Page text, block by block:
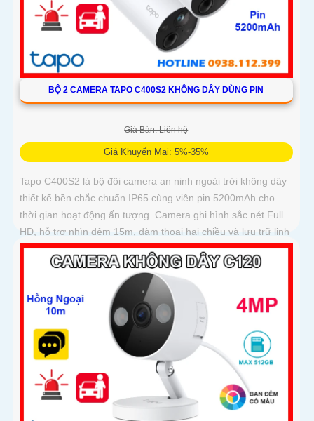
BỘ 2 CAMERA TAPO C400S2 KHÔNG DÂY DÙNG PIN
Giá Bán: Liên hệ
Giá Khuyến Mại: 5%-35%
Tapo C400S2 là bộ đôi camera an ninh ngoài trời không dây
thiết kế bền chắc chuẩn IP65 cùng viên pin 5200mAh cho
thời gian hoạt động ấn tượng. Camera ghi hình sắc nét Full
HD, hỗ trợ nhìn đêm 15m, đàm thoại hai chiều và lưu trữ linh
hoạt với khe thẻ nhớ 512GB